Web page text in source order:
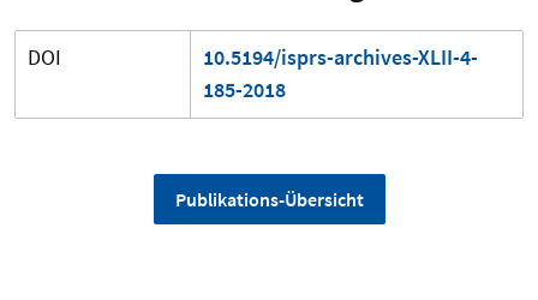
DOI
10.5194/isprs-archives-XLII-4-
185-2018
Publikations-Übersicht